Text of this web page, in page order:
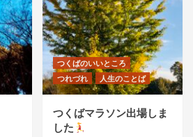
つくばのいいところ
つれづれ
人生のことば
つくばマラソン出場しま
した